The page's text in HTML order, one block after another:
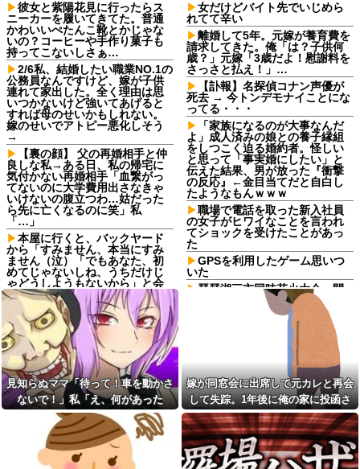
彼女と紫陽花見に行ったらス
ニーカーを履いてきてた。普通
かわいいぺたんこ靴とかじゃな
いの？コーヒーや手作り菓子も
持ってこないしさぁ…
2/6私、結婚したい職業NO.1の
公務員なんですけど、嫁が子供
連れて家出した。全く理由は思
いつかないけど強いてあげると
すれば母のせいかもしれない。
嫁のせいでアトピー悪化しそう
→
【裏の顔】 父の再婚相手と仲
良しな私→ある日、私の帰宅に
気付かない再婚相手「血繋がっ
てないのに大学費用出さなきゃ
いけないの腹立つわ…姑だった
ら先に亡くなるのに笑」私
「…」
本屋に行くと、バックヤード
から「すみません、本当にすみ
ません（泣）「でもあなた、初
めてじゃないしね、うちだけじ
ゃどうしようもないから」と会
話が聞こえてきた→する
と・・・
生活保護の相談に行ったら、
愛猫を手放さないと無理と言わ
れた。子どものような存在だか
ら手放すのは絶対に考えられな
い・・・
妹と差をつけて育てられた。
妹「家も土地も、財産はすべて
私が継ぐ。相続は放棄して」母
「うんうん」私「わかった」 →
数年後、復讐のチャンスがや...
彼女と結婚の話をしていた時
に言われたことが衝撃だった
女だけどバイト先でいじめら
れてて辛い
離婚して5年。元嫁が養育費を
請求してきた。俺「は？子供何
歳？」元嫁「3歳だよ！慰謝料を
さっさと払え！」…
【訃報】名探偵コナン声優が
死去 → 今トンデモナイことにな
ってる・・・
「家族になるのが大事なんだ
よ」成人済みの娘との養子縁組
をしつこく迫る婚約者。怪しい
と思って「事実婚にしたい」と
伝えた結果、男が放った『衝撃
の反応』←金目当てだと自白し
たようなもんｗｗｗ
職場で電話を取った新入社員
の女子がヒワイなことを言われ
てショックを受けたことがあっ
た
GPSを利用したゲーム思いつ
いた
琵琶湖三市同時花火大会、開
催中止を発表 場所時刻不明・
許可なし・交通整理なし・市が
20年くらい前だけど当時お付
き合いがあった仲間が神社に赤
いものを身につけちゃいけない
と言ってた
【画像】TWICE・モモ(30)、
またしてもセクシーボデーを披
露ｗｗｗｗｗｗｗｗ
父の再婚相手が職権乱用して
私達の個人情報を調べ、訪問や
電話をしてくる
見知らぬママ「待って！車を動かさ
ないで！」私「え、何があった
の！？」→慌てて降りると園長先生
が激怒していて…
嫁が同窓会に出席して元カレと再会
して失踪。1年後に俺の家に投函さ
れたものがこれ...